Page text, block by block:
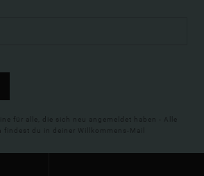
für alle, die sich neu angemeldet haben - Alle
findest du in deiner Willkommens-Mail